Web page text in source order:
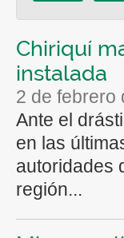
Chiriquí
instalada
2 de
Ante el
en las
autoridades
región...